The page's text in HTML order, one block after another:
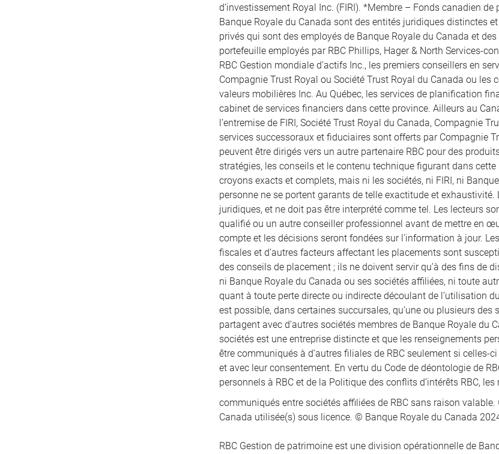
d’investissement Royal Inc. (FIRI). *Membre – Fonds canadien
Banque Royale du Canada sont des entités juridiques distinctes
privés qui sont des employés de Banque Royale du Canada et
portefeuille employés par RBC Phillips, Hager & North Services-
RBC Gestion mondiale d’actifs Inc., les premiers conseillers en
Compagnie Trust Royal ou Société Trust Royal du Canada ou les
valeurs mobilières Inc. Au Québec, les services de planification
cabinet de services financiers dans cette province. Ailleurs au
l’entremise de FIRI, Société Trust Royal du Canada, Compagnie
services successoraux et fiduciaires sont offerts par Compagnie
peuvent être dirigés vers un autre partenaire RBC pour des
stratégies, les conseils et le contenu technique figurant dans
croyons exacts et complets, mais ni les sociétés, ni FIRI, ni
personne ne se portent garants de telle exactitude et
juridiques, et ne doit pas être interprété comme tel. Les lecteurs
qualifié ou un autre conseiller professionnel avant de mettre en
compte et les décisions seront fondées sur l’information à jour.
fiscales et d’autres facteurs affectant les placements sont
des conseils de placement ; ils ne doivent servir qu’à des fins de
ni Banque Royale du Canada ou ses sociétés affiliées, ni toute
quant à toute perte directe ou indirecte découlant de l’utilisation
est possible, dans certaines succursales, qu’une ou plusieurs
partagent avec d’autres sociétés membres de Banque Royale du
sociétés est une entreprise distincte et que les renseignements
être communiqués à d’autres filiales de RBC seulement si
et avec leur consentement. En vertu du Code de déontologie de
personnels à RBC et de la Politique des conflits d’intérêts RBC,
communiqués entre sociétés affiliées de RBC sans raison
Canada utilisée(s) sous licence. © Banque Royale du Canada
RBC Gestion de patrimoine est une division opérationnelle de